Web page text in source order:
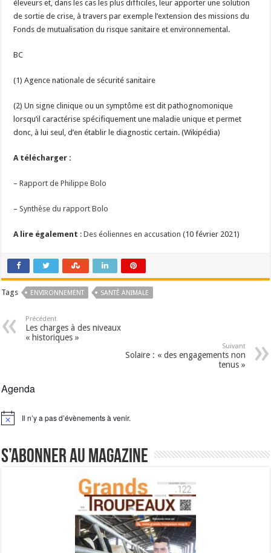
éleveurs et, dans les cas les plus difficiles, leur apporter une solution
de sortie de crise, à travers par exemple l’extension des missions du
Fonds de mutualisation du risque sanitaire et environnemental.
BC
(1) Agence nationale de sécurité sanitaire
(2) Un signe clinique ou un symptôme est dit pathognomonique
lorsqu’il caractérise spécifiquement une maladie unique et permet
donc, à lui seul, d’en établir le diagnostic certain. (Wikipédia)
A télécharger :
–Rapport de Philippe Bolo
–Synthèse du rapport Bolo
A lire également :Des éoliennes en accusation (10 février 2021)
Tags ENVIRONNEMENT SANTÉ ANIMALE
Précédent
Les charges à des niveaux
« historiques »
Suivant
Solaire : « des engagements non
tenus »
Agenda
Notice Il n’y a pas d’évènements à venir.
S’abonner au magazine